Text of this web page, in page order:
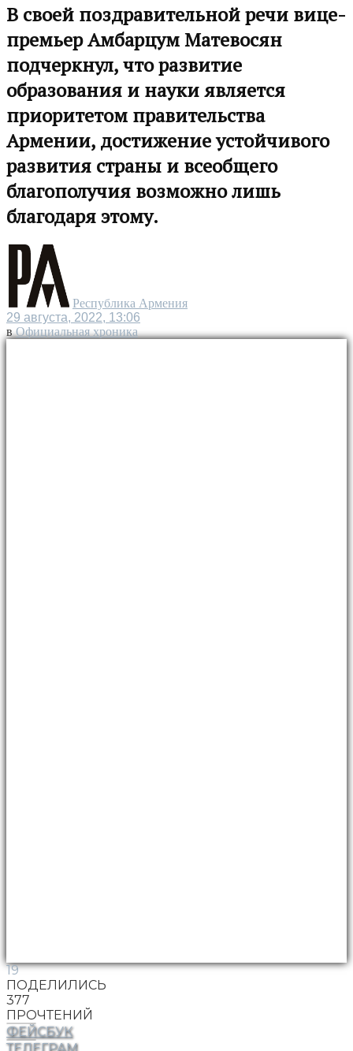
В своей поздравительной речи вице-
премьер Амбарцум Матевосян
подчеркнул, что развитие
образования и науки является
приоритетом правительства
Армении, достижение устойчивого
развития страны и всеобщего
благополучия возможно лишь
благодаря этому.
Республика Армения
29 августа, 2022, 13:06
в Официальная хроника
19
ПОДЕЛИЛИСЬ
377
ПРОЧТЕНИЙ
ФЕЙСБУК